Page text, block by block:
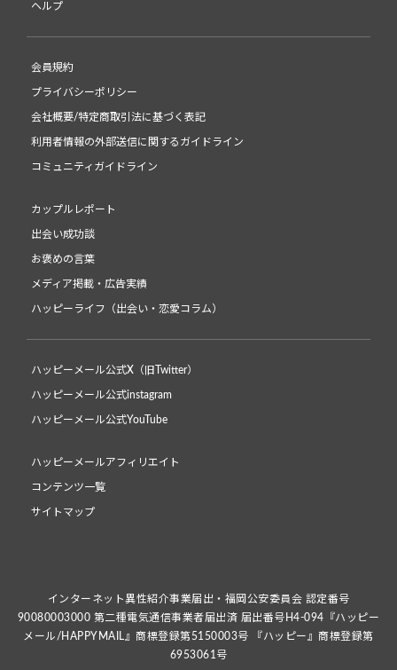
ヘルプ
会員規約
プライバシーポリシー
会社概要/特定商取引法に基づく表記
利用者情報の外部送信に関するガイドライン
コミュニティガイドライン
カップルレポート
出会い成功談
お褒めの言葉
メディア掲載・広告実績
ハッピーライフ（出会い・恋愛コラム）
ハッピーメール公式X（旧Twitter）
ハッピーメール公式instagram
ハッピーメール公式YouTube
ハッピーメールアフィリエイト
コンテンツ一覧
サイトマップ
インターネット異性紹介事業届出・福岡公安委員会 認定番号
90080003000 第二種電気通信事業者届出済 届出番号H4-094『ハッピー
メール/HAPPYMAIL』商標登録第5150003号 『ハッピー』商標登録第
6953061号